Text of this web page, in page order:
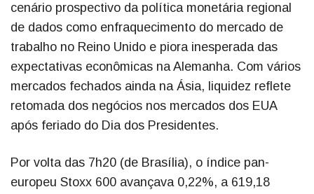
cenário prospectivo da política monetária regional
de dados como enfraquecimento do mercado de
trabalho no Reino Unido e piora inesperada das
expectativas econômicas na Alemanha. Com vários
mercados fechados ainda na Ásia, liquidez reflete
retomada dos negócios nos mercados dos EUA
após feriado do Dia dos Presidentes.
Por volta das 7h20 (de Brasília), o índice pan-
europeu Stoxx 600 avançava 0,22%, a 619,18